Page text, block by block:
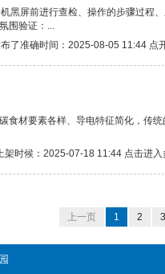
黑屏前进行查检、操作的步骤过程
围验证：...
了准确时间：2025-08-05 11:44 点
食材要素各样、导电特征简化，传
架时候：2025-07-18 11:44 点击进入
上一页 1 2 3